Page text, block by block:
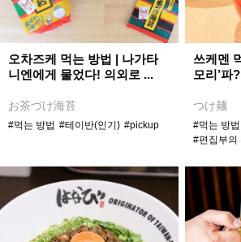
오차즈케 먹는 방법 | 나가타
니엔에게 물었다! 의외로 ...
お茶づけ海苔
#먹는 방법 #테이반(인기) #pickup
쓰케멘
모리’파
つけ麺
#먹는 방법
#편집부의